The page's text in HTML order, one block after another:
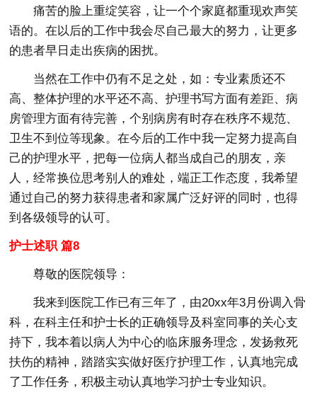
痛苦的脸上重绽笑容，让一个个家庭都重现欢声笑
语的。在以后的工作中我会尽自己最大的努力，让更多
的患者早日走出疾病的困扰。
当然在工作中仍有不足之处，如：专业素质还不
高、整体护理的水平还不高、护理书写方面有差距、病
房管理方面有待完善，个别病房有时存在秩序不规范、
卫生不到位等现象。在今后的工作中我一定努力提高自
己的护理水平，把每一位病人都当成自己的朋友，亲
人，经常换位思考别人的难处，端正工作态度，我希望
通过自己的努力获得患者和家属广泛好评的同时，也得
到各级领导的认可。
护士述职 篇8
尊敬的医院领导：
我来到医院工作已有三年了，由20xx年3月份调入骨
科，在科主任和护士长的正确领导及科室同事的关心支
持下，我本着以病人为中心的临床服务理念，发扬救死
扶伤的精神，踏踏实实做好医疗护理工作，认真地完成
了工作任务，积极主动认真地学习护士专业知识。